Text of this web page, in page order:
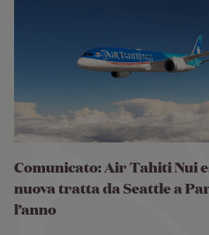
Comunicato: Air Tahiti Nui
nuova tratta da Seattle a
l’anno